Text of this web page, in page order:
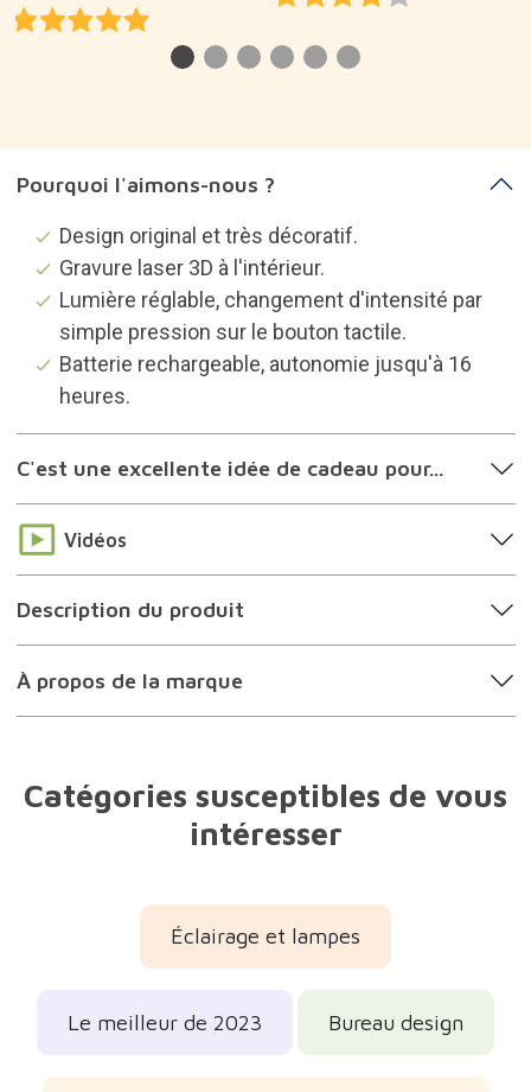
Pourquoi l'aimons-nous ?
Design original et très décoratif.
Gravure laser 3D à l'intérieur.
Lumière réglable, changement d'intensité par
simple pression sur le bouton tactile.
Batterie rechargeable, autonomie jusqu'à 16
heures.
C'est une excellente idée de cadeau pour...
Vidéos
Description du produit
À propos de la marque
Catégories susceptibles de vous
intéresser
Éclairage et lampes
Le meilleur de 2023 Bureau design